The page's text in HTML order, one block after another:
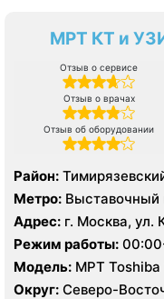
МРТ КТ и
Отзыв о сервисе
Отзыв о врачах
Отзыв об оборудовании
Район:
Марфино, Марьина
Свиблово,
Медведково
Метро: Выставочный
Алексеевская,
Академика
Сергея Эйзенштейна,
Адрес: г. Москва, ул.
Режим работы:
Модель: МРТ Toshiba
Aquilion 64 среза,
Округ: Северо-